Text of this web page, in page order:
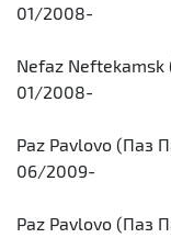
01/2008-
Nefaz
01/2008-
Paz Pavlovo (Паз
06/2009-
Paz Pavlovo (Паз